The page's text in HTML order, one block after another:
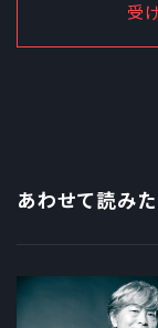
受
あわせて読み